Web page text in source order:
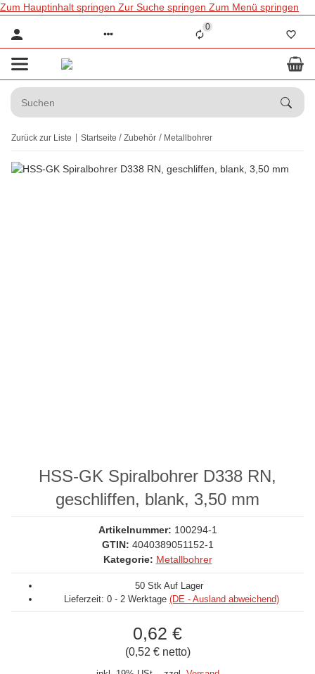
Zum Hauptinhalt springen Zur Suche springen Zum Menü springen
0
Zurück zur Liste Startseite Zubehör Metallbohrer
HSS-GK Spiralbohrer D338 RN,
geschliffen, blank, 3,50 mm
Artikelnummer: 100294-1
GTIN: 4040389051152-1
Kategorie: Metallbohrer
50 Stk Auf Lager
Lieferzeit: 0 - 2 Werktage (DE - Ausland abweichend)
0,62 €
(0,52 € netto)